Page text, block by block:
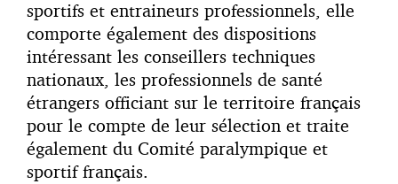
sportifs et entraineurs professionnels, elle
comporte également des dispositions
intéressant les conseillers techniques
nationaux, les professionnels de santé
étrangers officiant sur le territoire français
pour le compte de leur sélection et traite
également du Comité paralympique et
sportif français.